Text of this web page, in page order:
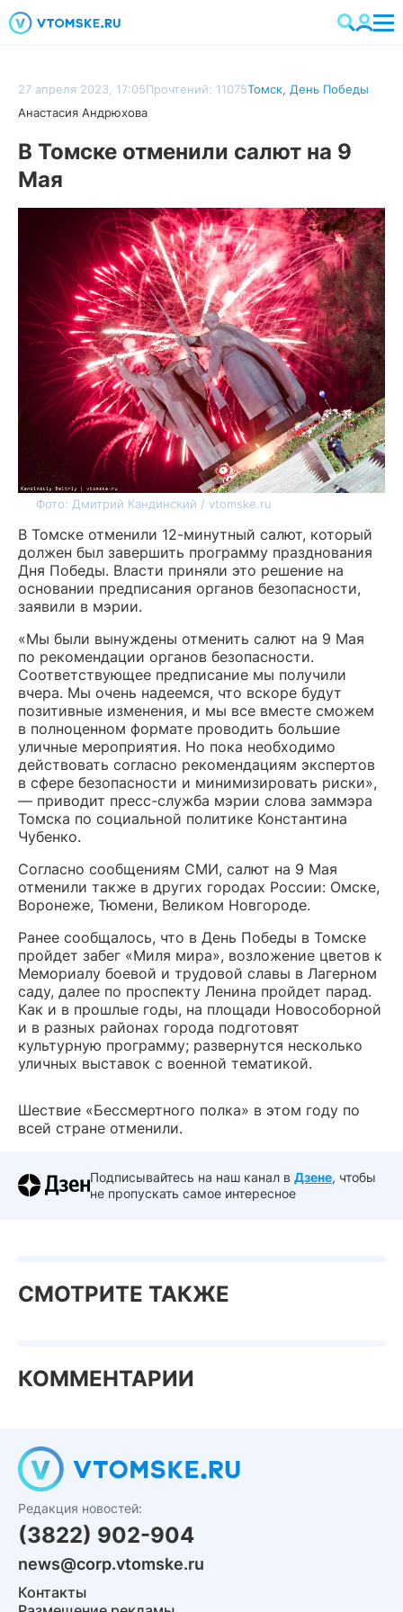
27 апреля 2023, 17:05Прочтений: 11075Томск, День Победы
Анастасия Андрюхова
В Томске отменили салют на 9
Мая
Фото: Дмитрий Кандинский / vtomske.ru
В Томске отменили 12-минутный салют, который
должен был завершить программу празднования
Дня Победы. Власти приняли это решение на
основании предписания органов безопасности,
заявили в мэрии.
«Мы были вынуждены отменить салют на 9 Мая
по рекомендации органов безопасности.
Соответствующее предписание мы получили
вчера. Мы очень надеемся, что вскоре будут
позитивные изменения, и мы все вместе сможем
в полноценном формате проводить большие
уличные мероприятия. Но пока необходимо
действовать согласно рекомендациям экспертов
в сфере безопасности и минимизировать риски»,
— приводит пресс-служба мэрии слова заммэра
Томска по социальной политике Константина
Чубенко.
Согласно сообщениям СМИ, салют на 9 Мая
отменили также в других городах России: Омске,
Воронеже, Тюмени, Великом Новгороде.
Ранее сообщалось, что в День Победы в Томске
пройдет забег «Миля мира», возложение цветов к
Мемориалу боевой и трудовой славы в Лагерном
саду, далее по проспекту Ленина пройдет парад.
Как и в прошлые годы, на площади Новособорной
и в разных районах города подготовят
культурную программу; развернутся несколько
уличных выставок с военной тематикой.
Шествие «Бессмертного полка» в этом году по
всей стране отменили.
Подписывайтесь на наш канал в Дзене, чтобы
не пропускать самое интересное
СМОТРИТЕ ТАКЖЕ
КОММЕНТАРИИ
Редакция новостей:
(3822) 902-904
news@corp.vtomske.ru
Контакты